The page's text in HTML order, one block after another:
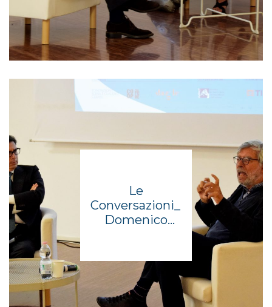
Le
Conversazioni_
Domenico
Antonio Monda